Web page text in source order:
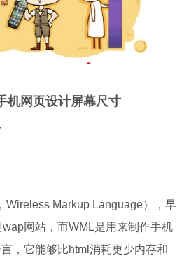
机网页设计屏幕尺寸
Wireless Markup Language），早
网站，而WML是用来制作手机
，它能够比html消耗更少内存和